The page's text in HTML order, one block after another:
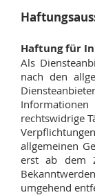
Haftung für
Als
nach den
rechtswidrige
allgemeinen
erst ab dem
umgehend